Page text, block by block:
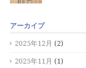
アーカイブ
2025年12月 (2)
2025年11月 (1)